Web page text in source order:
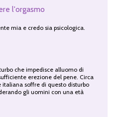
l'orgasmo
mia e credo sia psicologica.
che impedisce alluomo di
erezione del pene. Circa
italiana soffre di questo disturbo
gli uomini con una età